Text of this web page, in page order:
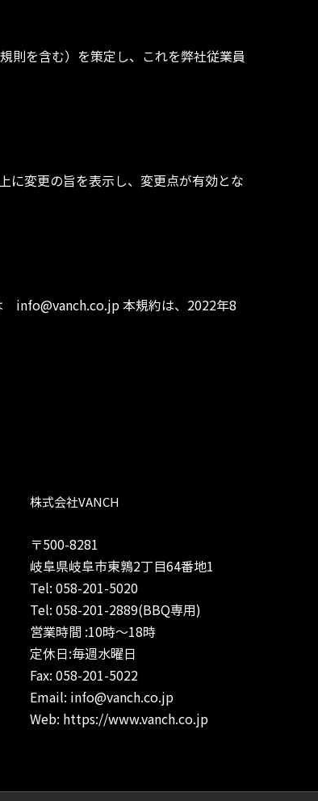
則を含む）を策定し、これを弊社従業員
に変更の旨を表示し、変更点が有効とな
info@vanch.co.jp 本規約は、2022年8
株式会社VANCH
〒500-8281
岐阜県岐阜市東鶉2丁目64番地1
Tel: 058-201-5020
Tel: 058-201-2889(BBQ専用)
営業時間 :10時～18時
定休日:毎週水曜日
Fax: 058-201-5022
Email: info@vanch.co.jp
Web: https://www.vanch.co.jp